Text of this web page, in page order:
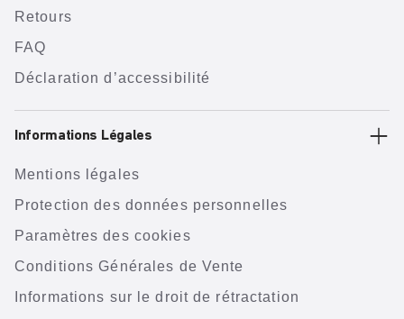
Retours
FAQ
Déclaration d’accessibilité
Informations Légales
Mentions légales
Protection des données personnelles
Paramètres des cookies
Conditions Générales de Vente
Informations sur le droit de rétractation